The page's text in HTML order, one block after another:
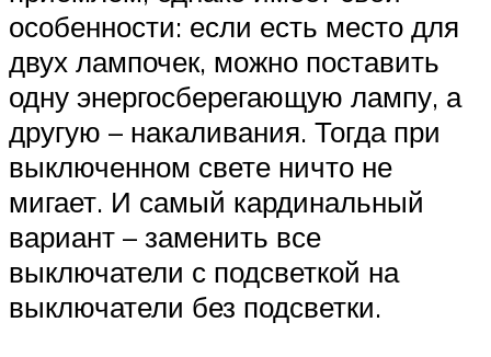
особенности: если есть место для
двух лампочек, можно поставить
одну энергосберегающую лампу, а
другую – накаливания. Тогда при
выключенном свете ничто не
мигает. И самый кардинальный
вариант – заменить все
выключатели с подсветкой на
выключатели без подсветки.